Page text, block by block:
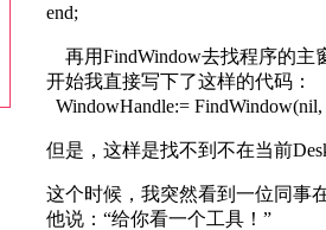
end;
再用FindWindow去找程序的主
开始我直接写下了这样的代码：
WindowHandle:=
但是，这样是找不到不在当前
这个时候，我突然看到一位同事
他说：“给你看一个工具！”